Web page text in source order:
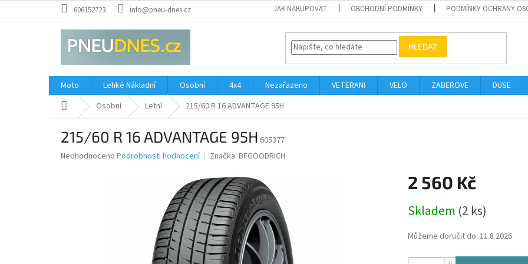
na
606152723 info@pneu-dnes.cz JAK NAKUPOVAT OBCHODNÍ PODMÍNKY PODMÍNKY OCHRANY
HLEDAT
Moto Lehké Nákladní Osobní 4x4 Nezařazeno VETERANI VELO ZABEROVE DUSE
Domů Osobní Letní 215/60 R 16 ADVANTAGE 95H
215/60 R 16 ADVANTAGE 95H 605377
Průměrné
Neohodnoceno Podrobnosti hodnocení Značka: BFGOODRICH
2 560 Kč
cena:
Skladem (2 ks)
Můžeme doručit do: 11.8.2026